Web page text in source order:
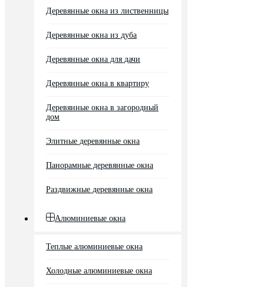
Деревянные окна из лиственницы
Деревянные окна из дуба
Деревянные окна для дачи
Деревянные окна в квартиру
Деревянные окна в загородный
дом
Элитные деревянные окна
Панорамные деревянные окна
Раздвижные деревянные окна
Алюминиевые окна
Теплые алюминиевые окна
Холодные алюминиевые окна